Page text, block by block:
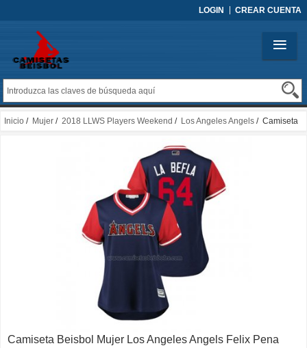
LOGIN CREAR CUENTA
Inicio / Mujer / 2018 LLWS Players Weekend / Los Angeles Angels / Camiseta
Camiseta Beisbol Mujer Los Angeles Angels Felix Pena